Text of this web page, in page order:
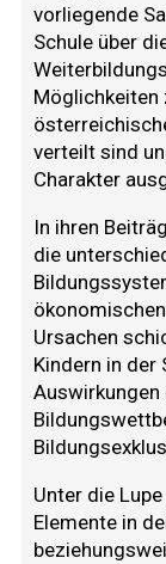
vorliegende
Schule über
Möglichkeiten
verteilt sind
Charakter
In ihren
die
Ursachen
Kindern in der
Unter die
Elemente in